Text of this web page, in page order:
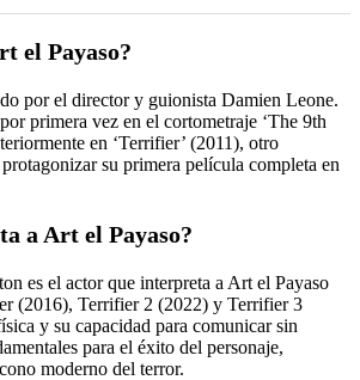
el Payaso?
por el director y guionista Damien Leone.
primera vez en el cortometraje ‘The 9th
en ‘Terrifier’ (2011), otro
su primera película completa en
a Art el Payaso?
es el actor que interpreta a Art el Payaso
(2016), Terrifier 2 (2022) y Terrifier 3
y su capacidad para comunicar sin
para el éxito del personaje,
moderno del terror.